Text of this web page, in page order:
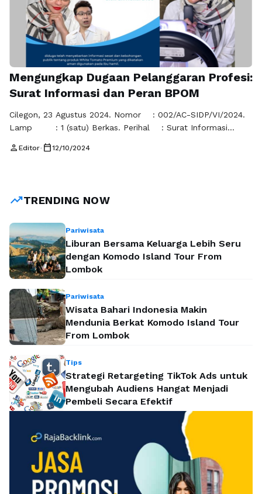
Mengungkap Dugaan Pelanggaran Profesi:
Surat Informasi dan Peran BPOM
Cilegon, 23 Agustus 2024. Nomor : 002/AC-SIDP/VI/2024.
Lamp : 1 (satu) Berkas. Perihal : Surat Informasi
Kepada Yth : 1. Ikatan Dokter Indonesia (IDI); 2.
Selengkapnya
person Editor• calendar_today12/10/2024
trending_upTRENDING NOW
Pariwisata
Liburan Bersama Keluarga Lebih Seru
dengan Komodo Island Tour From
Lombok
Pariwisata
Wisata Bahari Indonesia Makin
Mendunia Berkat Komodo Island Tour
From Lombok
Tips
Strategi Retargeting TikTok Ads untuk
Mengubah Audiens Hangat Menjadi
Pembeli Secara Efektif